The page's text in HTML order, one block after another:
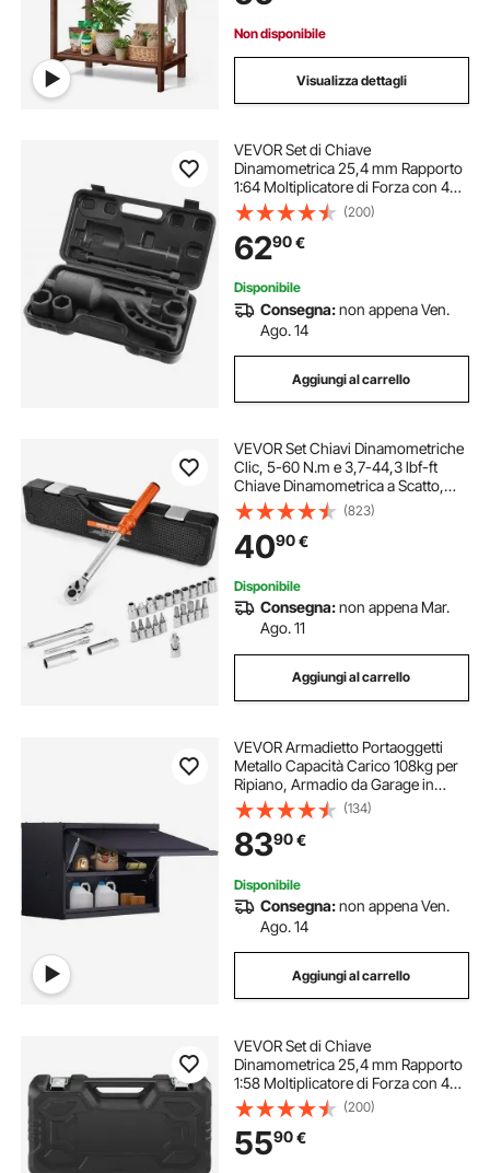
Marrone
Non disponibile
Visualizza dettagli
VEVOR Set di Chiave
Dinamometrica 25,4 mm Rapporto
1:64 Moltiplicatore di Forza con 4
Bussole, Set Moltiplicatore di Forza
Svita Bulloni per la Rimozione dei
Dadi per Riparazione Auto Officina
Garage
(200)
6290€
Disponibile
Consegna:non appena Ven.
Ago. 14
Aggiungi al carrello
VEVOR Set Chiavi Dinamometriche
Clic, 5-60 N.m e 3,7-44,3 lbf-ft
Chiave Dinamometrica a Scatto,
Bidirezionali, 72 Denti, Bussole,
Punte, Barra di Prolunga, Bussole
per Candele, Adattatore, Arancione
(823)
4090€
Disponibile
Consegna:non appena Mar.
Ago. 11
Aggiungi al carrello
VEVOR Armadietto Portaoggetti
Metallo Capacità Carico 108kg per
Ripiano, Armadio da Garage in
Acciaio Verniciato a Polvere
Montaggio a Parete Ripiano
Regolabile, Porta a Pressione per
Chiudere/Aprire
(134)
8390€
Disponibile
Consegna:non appena Ven.
Ago. 14
Aggiungi al carrello
VEVOR Set di Chiave
Dinamometrica 25,4 mm Rapporto
1:58 Moltiplicatore di Forza con 4
Bussole, Set Moltiplicatore Svita
Bulloni 4800 Nm per la Rimozione
dei Dadi per Riparazione Auto
Officina Garage
(200)
5590€